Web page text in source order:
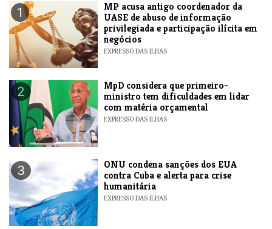
1
MP acusa antigo coordenador da
UASE de abuso de informação
privilegiada e participação ilícita em
negócios
EXPRESSO DAS ILHAS
2
MpD considera que primeiro-
ministro tem dificuldades em lidar
com matéria orçamental
EXPRESSO DAS ILHAS
3
ONU condena sanções dos EUA
contra Cuba e alerta para crise
humanitária
EXPRESSO DAS ILHAS